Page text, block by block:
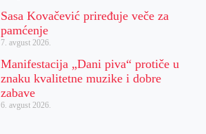
Sasa Kovačević priređuje veče za
pamćenje
7. avgust 2026.
Manifestacija „Dani piva“ protiče u
znaku kvalitetne muzike i dobre
zabave
6. avgust 2026.